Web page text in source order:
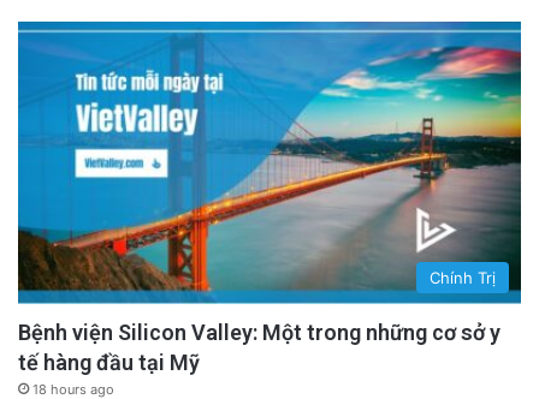
Chính Trị
Bệnh viện Silicon Valley: Một trong những cơ sở y
tế hàng đầu tại Mỹ
18 hours ago